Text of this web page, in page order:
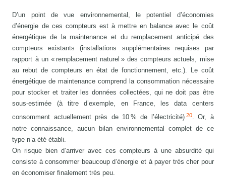
D’un point de vue environnemental, le potentiel d’économies
d’énergie de ces compteurs est à mettre en balance avec le coût
énergétique de la maintenance et du remplacement anticipé des
compteurs existants (installations supplémentaires requises par
rapport à un « remplacement naturel » des compteurs actuels, mise
au rebut de compteurs en état de fonctionnement, etc.). Le coût
énergétique de maintenance comprend la consommation nécessaire
pour stocker et traiter les données collectées, qui ne doit pas être
sous-estimée (à titre d’exemple, en France, les data centers
consomment actuellement près de 10 % de l’électricité) 20. Or, à
notre connaissance, aucun bilan environnemental complet de ce
type n’a été établi.
On risque bien d’arriver avec ces compteurs à une absurdité qui
consiste à consommer beaucoup d’énergie et à payer très cher pour
en économiser finalement très peu.